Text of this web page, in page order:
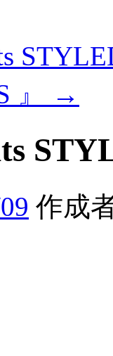
』
→
作成